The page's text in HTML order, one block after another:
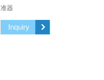
准器
Inquiry